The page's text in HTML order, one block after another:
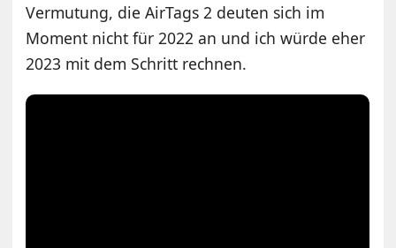
Vermutung, die AirTags 2 deuten sich im
Moment nicht für 2022 an und ich würde eher
2023 mit dem Schritt rechnen.